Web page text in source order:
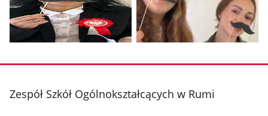
galerii.
galerii.
stopka
Zespół Szkół Ogólnokształcących w Rumi